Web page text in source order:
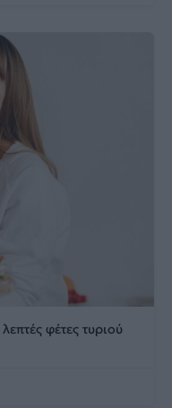
φέτες τυριού